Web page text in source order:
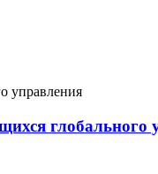
глобального